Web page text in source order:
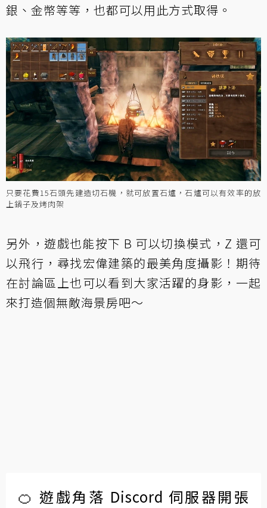
銀、金幣等等，也都可以用此方式取得。
只要花費15石頭先建造切石機，就可放置石爐，石爐可以有效率的放
上鍋子及烤肉架
另外，遊戲也能按下 B 可以切換模式，Z 還可
以飛行，尋找宏偉建築的最美角度攝影！期待
在討論區上也可以看到大家活躍的身影，一起
來打造個無敵海景房吧～
🍊 遊戲角落 Discord 伺服器開張